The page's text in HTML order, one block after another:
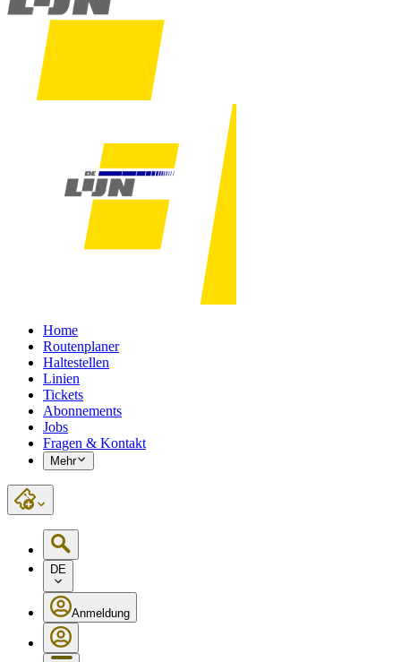
Home
Routenplaner
Haltestellen
Linien
Tickets
Abonnements
Jobs
Fragen & Kontakt
Mehr
DE
Anmeldung